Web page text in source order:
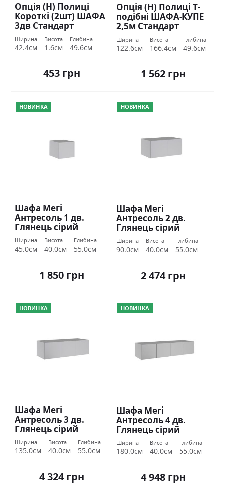
Опція (Н) Полиці
Короткі (2шт) ШАФА
3дв Стандарт
Ширина
42.4см
Висота
1.6см
Глибина
49.6см
453 грн
Опція (Н) Полиці Т-
подібні ШАФА-КУПЕ
2,5м Стандарт
Ширина
122.6см
Висота
166.4см
Глибина
49.6см
1 562 грн
НОВИНКА
Шафа Мегі
Антресоль 1 дв.
Глянець сірий
шиншила Міромарк
Ширина
45.0см
Висота
40.0см
Глибина
55.0см
1 850 грн
НОВИНКА
Шафа Мегі
Антресоль 2 дв.
Глянець сірий
шиншила Міромарк
Ширина
90.0см
Висота
40.0см
Глибина
55.0см
2 474 грн
НОВИНКА
Шафа Мегі
Антресоль 3 дв.
Глянець сірий
шиншила Міромарк
Ширина
135.0см
Висота
40.0см
Глибина
55.0см
4 324 грн
НОВИНКА
Шафа Мегі
Антресоль 4 дв.
Глянець сірий
шиншила Міромарк
Ширина
180.0см
Висота
40.0см
Глибина
55.0см
4 948 грн